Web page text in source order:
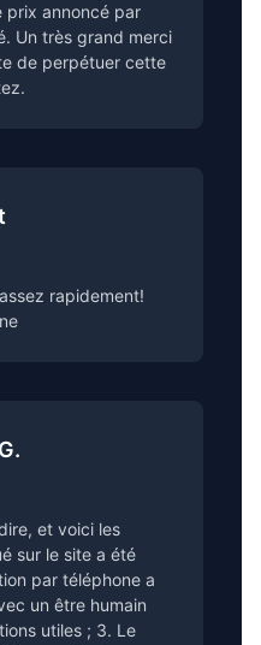
prix annoncé par
Un très grand merci
de perpétuer cette
rapidement!
et voici les
sur le site a été
par téléphone a
un être humain
utiles ; 3. Le